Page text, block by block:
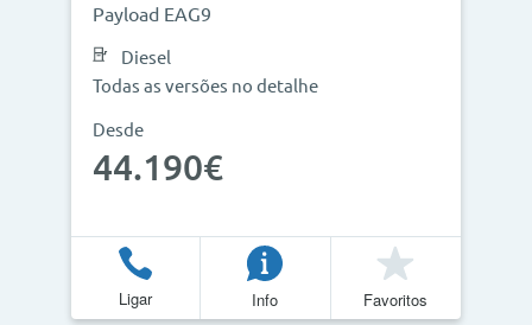
Payload EAG9
Diesel
Todas as versões no detalhe
Desde
44.190€
Ligar Info Favoritos